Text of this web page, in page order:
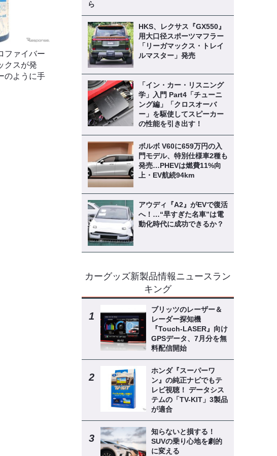
ファイバー
クスが発
のように手
ら
HKS、レクサス『GX550』
用大口径スポーツマフラー
「リーガマックス・トレイ
ルマスター」発売
「イン・カー・リスニング
学」入門 Part4「チューニ
ング編」「クロスオーバ
ー」を駆使してスピーカー
の性能を引き出す！
ボルボ V60に659万円の入
門モデル、特別仕様車2種も
発売…PHEVは燃費11%向
上・EV航続94km
アウディ『A2』がEVで復活
へ！…“早すぎた名車”は電
動化時代に成功できるか？
カーグッズ新製品情報ニュースラン
キング
ブリッツのレーザー＆
レーダー探知機
『Touch-LASER』向け
GPSデータ、7月分を無
料配信開始
ホンダ『スーパーワ
ン』の純正ナビでもテ
レビ視聴！ データシス
テムの「TV-KIT」3製品
が適合
知らないと損する！
SUVの乗り心地を劇的
に変える